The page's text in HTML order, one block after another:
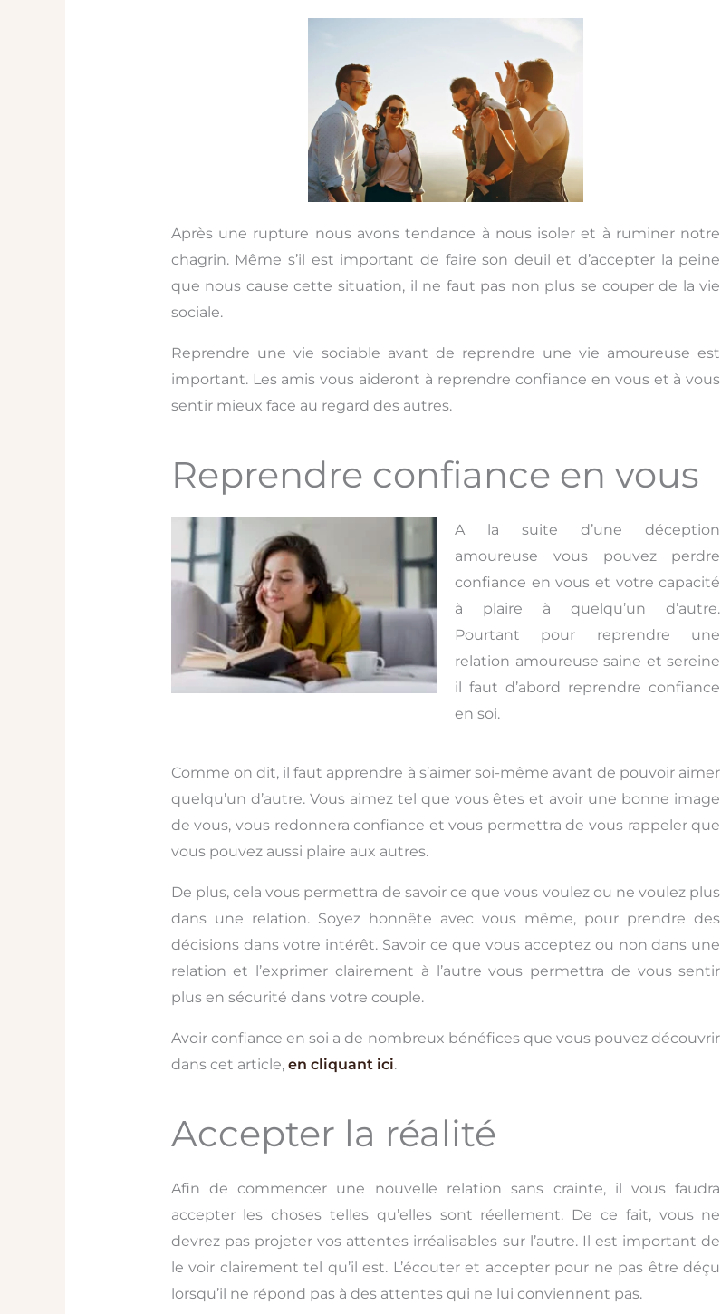
Après une rupture nous avons tendance à nous isoler et à ruminer notre
chagrin. Même s’il est important de faire son deuil et d’accepter la peine
que nous cause cette situation, il ne faut pas non plus se couper de la vie
sociale.
Reprendre une vie sociable avant de reprendre une vie amoureuse est
important. Les amis vous aideront à reprendre confiance en vous et à vous
sentir mieux face au regard des autres.
Reprendre confiance en vous
A la suite d’une déception
amoureuse vous pouvez perdre
confiance en vous et votre capacité
à plaire à quelqu’un d’autre.
Pourtant pour reprendre une
relation amoureuse saine et sereine
il faut d’abord reprendre confiance
en soi.
Comme on dit, il faut apprendre à s’aimer soi-même avant de pouvoir aimer
quelqu’un d’autre. Vous aimez tel que vous êtes et avoir une bonne image
de vous, vous redonnera confiance et vous permettra de vous rappeler que
vous pouvez aussi plaire aux autres.
De plus, cela vous permettra de savoir ce que vous voulez ou ne voulez plus
dans une relation. Soyez honnête avec vous même, pour prendre des
décisions dans votre intérêt. Savoir ce que vous acceptez ou non dans une
relation et l’exprimer clairement à l’autre vous permettra de vous sentir
plus en sécurité dans votre couple.
Avoir confiance en soi a de nombreux bénéfices que vous pouvez découvrir
dans cet article, en cliquant ici.
Accepter la réalité
Afin de commencer une nouvelle relation sans crainte, il vous faudra
accepter les choses telles qu’elles sont réellement. De ce fait, vous ne
devrez pas projeter vos attentes irréalisables sur l’autre. Il est important de
le voir clairement tel qu’il est. L’écouter et accepter pour ne pas être déçu
lorsqu’il ne répond pas à des attentes qui ne lui conviennent pas.